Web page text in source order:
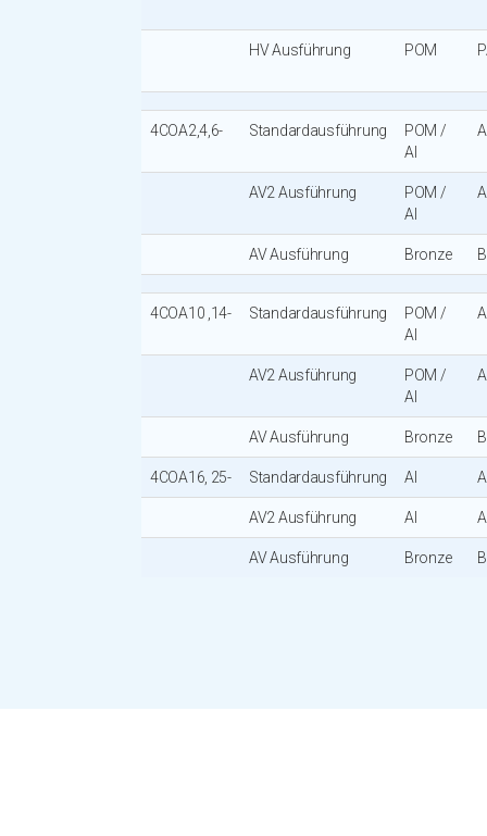
HV Ausführung POM
4COA2,4,6- Standardausführung
POM /
Al
AV2 Ausführung
POM /
Al
AV Ausführung Bronze
4COA10 ,14- Standardausführung
POM /
Al
AV2 Ausführung
POM /
Al
AV Ausführung Bronze
4COA16, 25- Standardausführung Al
AV2 Ausführung Al
AV Ausführung Bronze